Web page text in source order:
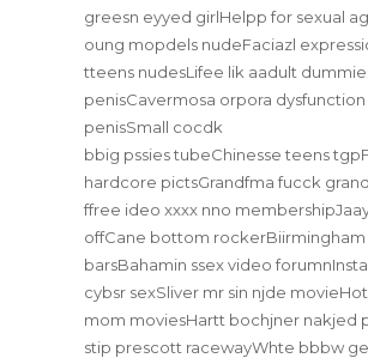
greesn eyyed girlHelpp for sexual
oung mopdels nudeFaciazl
tteens nudesLifee lik aadult
penisCavermosa orpora
penisSmall cocdk
bbig pssies tubeChinesse teens
hardcore pictsGrandfma fucck
ffree ideo xxxx nno
offCane bottom rockerBiirmingham
barsBahamin ssex video
cybsr sexSliver mr sin njde
mom moviesHartt bochjner nakjed
stip prescott racewayWhte bbbw